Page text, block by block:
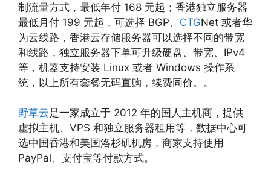
制流量方式，最低年付 168 元起；香港独立服务器
最低月付 199 元起，可选择 BGP、 CTGNet 或者华
为云线路，香港云存储服务器可以选择不同的带宽
和线路，独立服务器下单可升级硬盘、带宽、IPv4
等，机器支持安装 Linux 或者 Windows 操作系
统，以上所有套餐无码直购，续费同价。。
野草云是一家成立于 2012 年的国人主机商，提供
虚拟主机、VPS 和独立服务器租用等，数据中心可
选中国香港和美国洛杉矶机房，商家支持使用
PayPal、支付宝等付款方式。